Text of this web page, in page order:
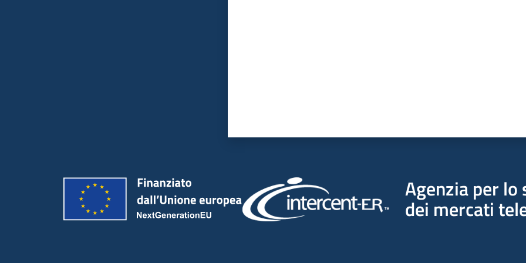
Agenzia per
dei mercati